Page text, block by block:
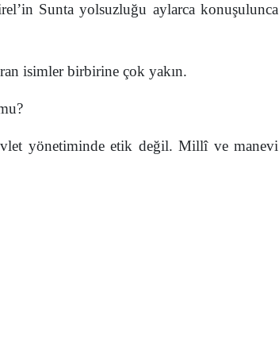
Sunta yolsuzluğu aylarca konuşulunca
isimler birbirine çok yakın.
yönetiminde etik değil. Millî ve manevi